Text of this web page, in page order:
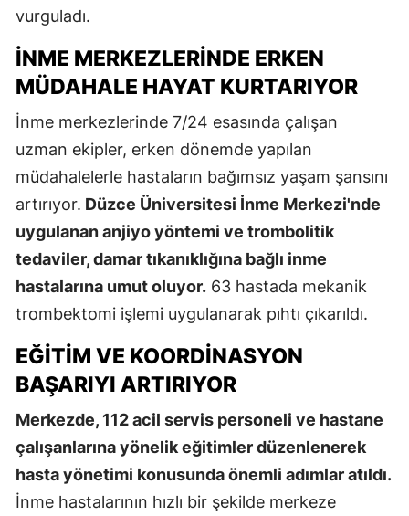
vurguladı.
İNME MERKEZLERINDE ERKEN
MÜDAHALE HAYAT KURTARIYOR
İnme merkezlerinde 7/24 esasında çalışan
uzman ekipler, erken dönemde yapılan
müdahalelerle hastaların bağımsız yaşam şansını
artırıyor. Düzce Üniversitesi İnme Merkezi'nde
uygulanan anjiyo yöntemi ve trombolitik
tedaviler, damar tıkanıklığına bağlı inme
hastalarına umut oluyor. 63 hastada mekanik
trombektomi işlemi uygulanarak pıhtı çıkarıldı.
EĞITIM VE KOORDINASYON
BAŞARIYI ARTIRIYOR
Merkezde, 112 acil servis personeli ve hastane
çalışanlarına yönelik eğitimler düzenlenerek
hasta yönetimi konusunda önemli adımlar atıldı.
İnme hastalarının hızlı bir şekilde merkeze